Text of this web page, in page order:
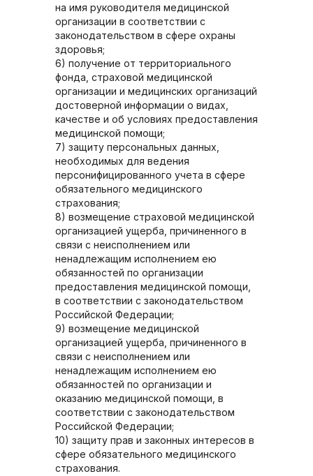
на имя руководителя медицинской
организации в соответствии с
законодательством в сфере охраны
здоровья;
6) получение от территориального
фонда, страховой медицинской
организации и медицинских организаций
достоверной информации о видах,
качестве и об условиях предоставления
медицинской помощи;
7) защиту персональных данных,
необходимых для ведения
персонифицированного учета в сфере
обязательного медицинского
страхования;
8) возмещение страховой медицинской
организацией ущерба, причиненного в
связи с неисполнением или
ненадлежащим исполнением ею
обязанностей по организации
предоставления медицинской помощи,
в соответствии с законодательством
Российской Федерации;
9) возмещение медицинской
организацией ущерба, причиненного в
связи с неисполнением или
ненадлежащим исполнением ею
обязанностей по организации и
оказанию медицинской помощи, в
соответствии с законодательством
Российской Федерации;
10) защиту прав и законных интересов в
сфере обязательного медицинского
страхования.